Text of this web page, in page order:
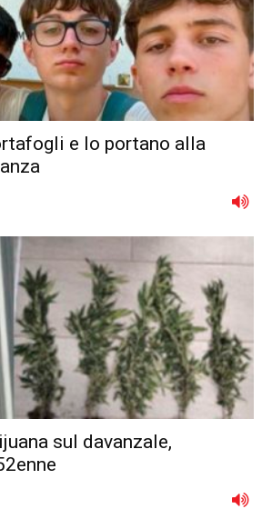
e lo portano alla
sul davanzale,